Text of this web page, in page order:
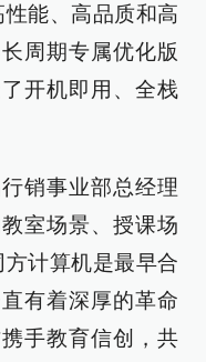
能、高品质和高
周期专属优化版
开机即用、全栈
销事业部总经理
室场景、授课场
计算机是最早合
有着深厚的革命
手教育信创，共